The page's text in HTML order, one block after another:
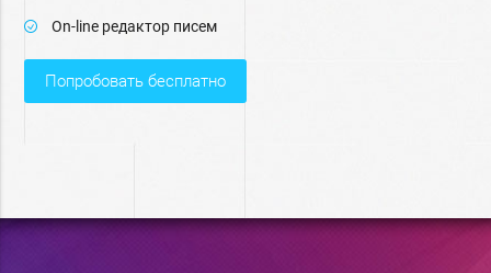
On-line редактор писем
попробовать бесплатно